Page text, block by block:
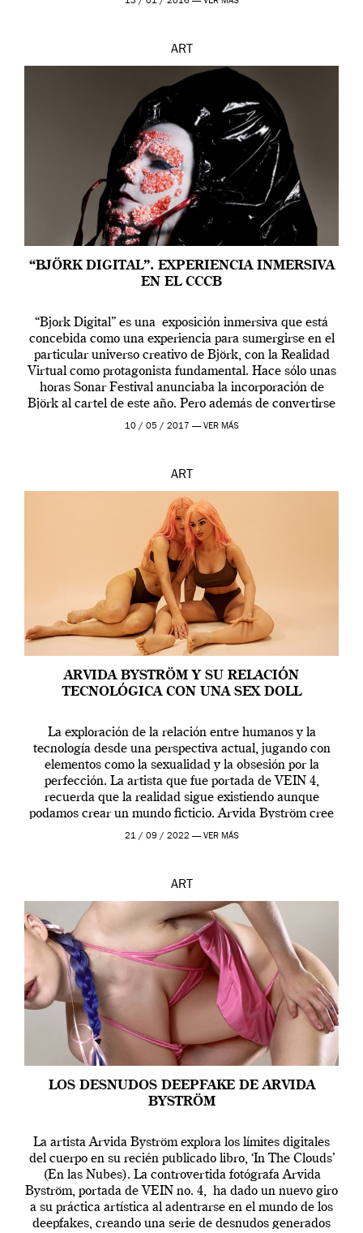
ART
“BJÖRK DIGITAL”. EXPERIENCIA INMERSIVA
EN EL CCCB
“Bjork Digital” es una exposición inmersiva que está
concebida como una experiencia para sumergirse en el
particular universo creativo de Björk, con la Realidad
Virtual como protagonista fundamental. Hace sólo unas
horas Sonar Festival anunciaba la incorporación de
Björk al cartel de este año. Pero además de convertirse
en una de las actuaciones más relevantes […]
10 / 05 / 2017 — VER MÁS
ART
ARVIDA BYSTRÖM Y SU RELACIÓN
TECNOLÓGICA CON UNA SEX DOLL
La exploración de la relación entre humanos y la
tecnología desde una perspectiva actual, jugando con
elementos como la sexualidad y la obsesión por la
perfección. La artista que fue portada de VEIN 4,
recuerda que la realidad sigue existiendo aunque
podamos crear un mundo ficticio. Arvida Byström cree
que los humanos tienen un complejo […]
21 / 09 / 2022 — VER MÁS
ART
LOS DESNUDOS DEEPFAKE DE ARVIDA
BYSTRÖM
La artista Arvida Byström explora los límites digitales
del cuerpo en su recién publicado libro, ‘In The Clouds’
(En las Nubes). La controvertida fotógrafa Arvida
Byström, portada de VEIN no. 4, ha dado un nuevo giro
a su práctica artística al adentrarse en el mundo de los
deepfakes, creando una serie de desnudos generados